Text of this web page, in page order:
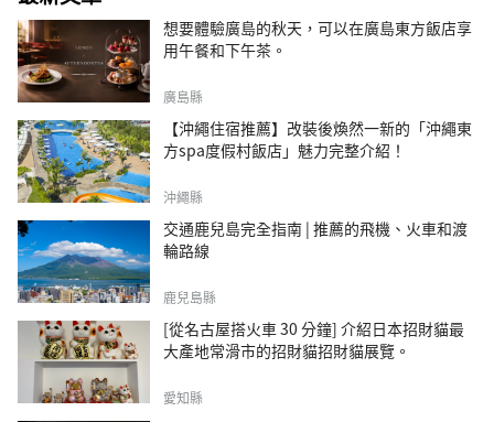
想要體驗廣島的秋天，可以在廣島東方飯店享
用午餐和下午茶。
廣島縣
【沖繩住宿推薦】改裝後煥然一新的「沖繩東
方spa度假村飯店」魅力完整介紹！
沖繩縣
交通鹿兒島完全指南 | 推薦的飛機、火車和渡
輪路線
鹿兒島縣
[從名古屋搭火車 30 分鐘] 介紹日本招財貓最
大產地常滑市的招財貓招財貓展覽。
愛知縣